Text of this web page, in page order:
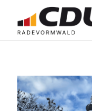
Pressemitteilungen
GREMIEN